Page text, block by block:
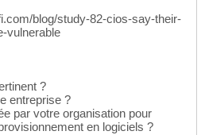
blog/study-82-cios-say-their-
vulnerable
?
entreprise ?
par votre organisation pour
en logiciels ?